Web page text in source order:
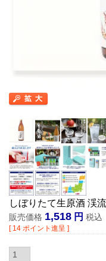
しぼりたて生原酒 渓
販売価格 1,518 税込
[ 14 ポイント進呈 ]